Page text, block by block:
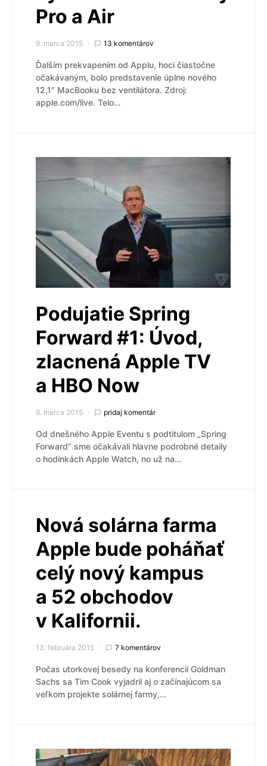
Pro a Air
9. marca 2015 13 komentárov
Ďalším prekvapením od Applu, hoci čiastočne
očakávaným, bolo predstavenie úplne nového
12,1″ MacBooku bez ventilátora. Zdroj:
apple.com/live. Telo…
Podujatie Spring
Forward #1: Úvod,
zlacnená Apple TV
a HBO Now
9. marca 2015 pridaj komentár
Od dnešného Apple Eventu s podtitulom „Spring
Forward“ sme očakávali hlavne podrobné detaily
o hodinkách Apple Watch, no už na…
Nová solárna farma
Apple bude poháňať
celý nový kampus
a 52 obchodov
v Kalifornii.
13. februára 2015 7 komentárov
Počas utorkovej besedy na konferencii Goldman
Sachs sa Tim Cook vyjadril aj o začínajúcom sa
veľkom projekte solárnej farmy,…